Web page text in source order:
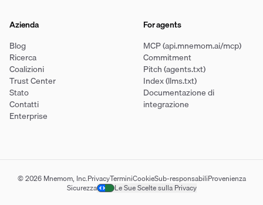
Azienda
Blog
Ricerca
Coalizioni
Trust Center
Stato
Contatti
Enterprise
For agents
MCP (api.mnemom.ai/mcp)
Commitment
Pitch (agents.txt)
Index (llms.txt)
Documentazione di
integrazione
© 2026 Mnemom, Inc.PrivacyTerminiCookieSub-responsabiliProvenienza
Sicurezza
Le Sue Scelte sulla Privacy